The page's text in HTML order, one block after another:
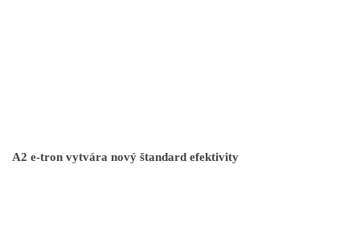
A2 e-tron vytvára nový štandard efektivity